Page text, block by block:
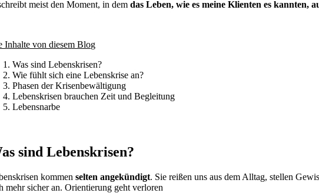
meist den Moment, in demdas Leben, wie es meine Klienten es kannten,
Inhalte von diesem Blog
Was sind Lebenskrisen?
Wie fühlt sich eine Lebenskrise an?
Phasen der Krisenbewältigung
Lebenskrisen brauchen Zeit und Begleitung
Lebensnarbe
sind Lebenskrisen?
kommen selten angekündigt. Sie reißen uns aus dem Alltag, stellen
mehr sicher an. Orientierung geht verloren